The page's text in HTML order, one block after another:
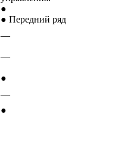
●
● Передний ряд
—
—
●
—
●